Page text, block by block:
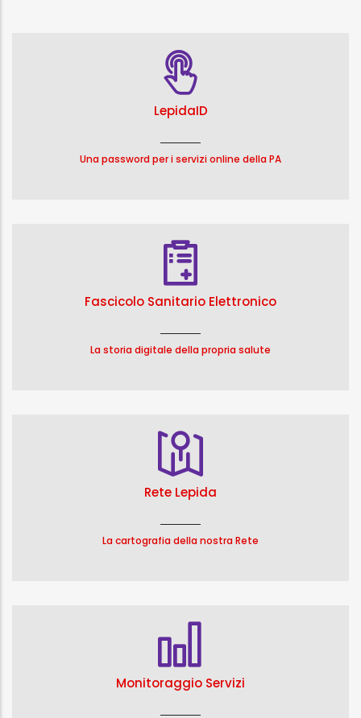
LepidaID
Una password per i servizi online della PA
Fascicolo Sanitario Elettronico
La storia digitale della propria salute
Rete Lepida
La cartografia della nostra Rete
Monitoraggio Servizi